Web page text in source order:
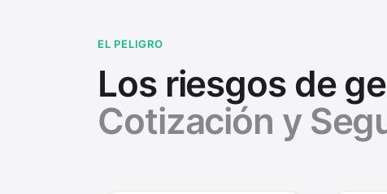
EL PELIGRO
Los riesgos de
Cotización y